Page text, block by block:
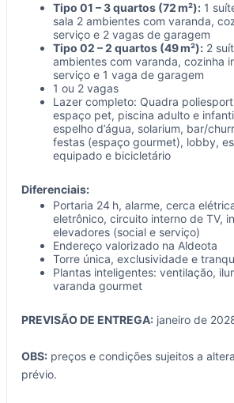
Tipo 01 – 3 quartos (72 m²): 1
sala 2 ambientes com varanda,
serviço e 2 vagas de garagem
Tipo 02 – 2 quartos (49 m²): 2
ambientes com varanda, cozinha
serviço e 1 vaga de garagem
1 ou 2 vagas
Lazer completo: Quadra
espaço pet, piscina adulto e
espelho d’água, solarium, bar/
festas (espaço gourmet), lobby,
equipado e bicicletário
Diferenciais:
Portaria 24 h, alarme, cerca
eletrônico, circuito interno de TV,
elevadores (social e serviço)
Endereço valorizado na Aldeota
Torre única, exclusividade e
Plantas inteligentes: ventilação,
varanda gourmet
PREVISÃO DE ENTREGA: janeiro de
OBS: preços e condições sujeitos a
prévio.